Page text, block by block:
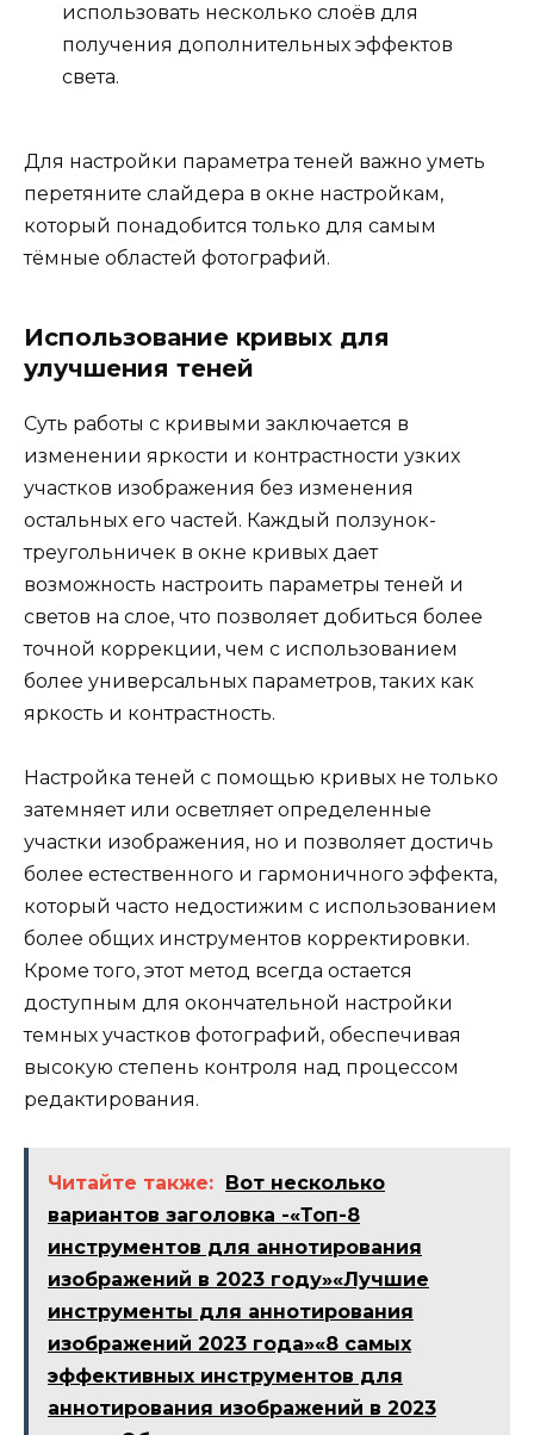
использовать несколько слоёв для
получения дополнительных эффектов
света.
Для настройки параметра теней важно уметь
перетяните слайдера в окне настройкам,
который понадобится только для самым
тёмные областей фотографий.
Использование кривых для
улучшения теней
Суть работы с кривыми заключается в
изменении яркости и контрастности узких
участков изображения без изменения
остальных его частей. Каждый ползунок-
треугольничек в окне кривых дает
возможность настроить параметры теней и
светов на слое, что позволяет добиться более
точной коррекции, чем с использованием
более универсальных параметров, таких как
яркость и контрастность.
Настройка теней с помощью кривых не только
затемняет или осветляет определенные
участки изображения, но и позволяет достичь
более естественного и гармоничного эффекта,
который часто недостижим с использованием
более общих инструментов корректировки.
Кроме того, этот метод всегда остается
доступным для окончательной настройки
темных участков фотографий, обеспечивая
высокую степень контроля над процессом
редактирования.
Читайте также: Вот несколько
вариантов заголовка -«Топ-8
инструментов для аннотирования
изображений в 2023 году»«Лучшие
инструменты для аннотирования
изображений 2023 года»«8 самых
эффективных инструментов для
аннотирования изображений в 2023